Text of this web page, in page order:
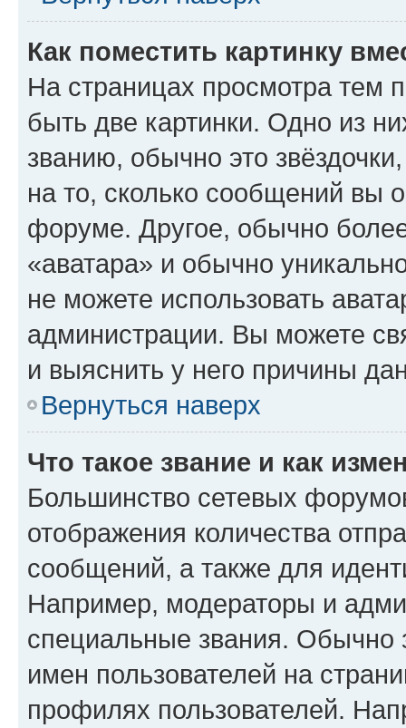
Как поместить картинку
На страницах просмотра тем
быть две картинки. Одно из
званию, обычно это
на то, сколько сообщений вы
форуме. Другое, обычно
«аватара» и обычно
не можете использовать
администрации. Вы можете
и выяснить у него причины
Вернуться наверх
Что такое звание и как
Большинство сетевых
отображения количества
сообщений, а также для
Например, модераторы и
специальные звания. Обычно
имен пользователей на
профилях пользователей.